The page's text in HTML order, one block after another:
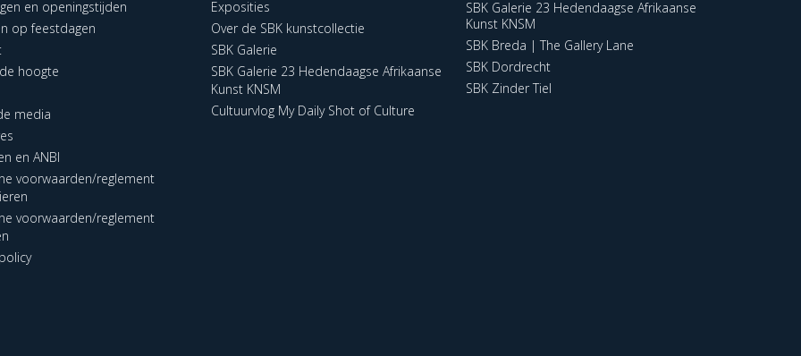
en openingstijden
op feestdagen
hoogte
media
en ANBI
voorwaarden/reglement
voorwaarden/reglement
Exposities
Over de SBK kunstcollectie
SBK Galerie
SBK Galerie 23 Hedendaagse Afrikaanse
Kunst KNSM
Cultuurvlog My Daily Shot of Culture
SBK Galerie 23 Hedendaagse Afrikaanse
Kunst KNSM
SBK Breda | The Gallery Lane
SBK Dordrecht
SBK Zinder Tiel